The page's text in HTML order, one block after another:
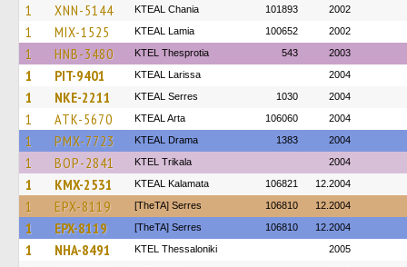
1 XNN-5144 KTEAL Chania 101893 2002
1 MIX-1525 KTEAL Lamia 100652 2002
1 HNB-3480 KTEL Thesprotia 543 2003
1 PIT-9401 KTEAL Larissa 2004
1 NKE-2211 KTEAL Serres 1030 2004
1 ATK-5670 KTEAL Arta 106060 2004
1 PMX-7723 KTEAL Drama 1383 2004
1 BOP-2841 ΚΤΕL Τrikala 2004
1 KMX-2531 KTEAL Kalamata 106821 12.2004
1 EPX-8119 [TheTA] Serres 106810 12.2004
1 EPX-8119 [TheTA] Serres 106810 12.2004
1 NHA-8491 KTEL Thessaloniki 2005